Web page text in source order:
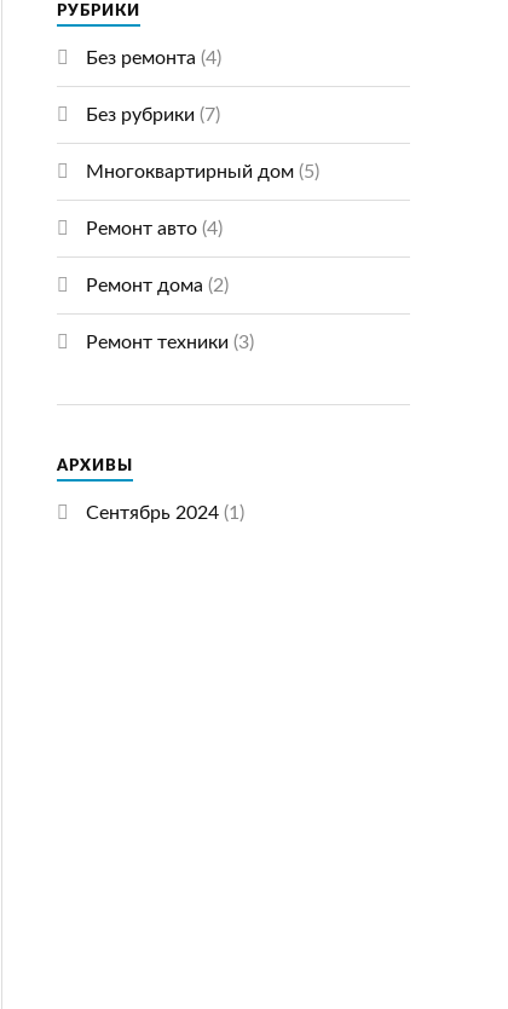
РУБРИКИ
Без ремонта (4)
Без рубрики (7)
Многоквартирный дом(5)
Ремонт авто(4)
Ремонт дома (2)
Ремонт техники (3)
АРХИВЫ
Сентябрь 2024(1)